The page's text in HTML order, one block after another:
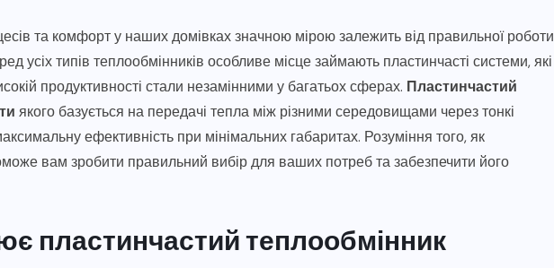
та комфорт у наших домівках значною мірою залежить від правильної роботи
усіх типів теплообмінників особливе місце займають пластинчасті системи, які
продуктивності стали незамінними у багатьох сферах. Пластинчастий
якого базується на передачі тепла між різними середовищами через тонкі
ефективність при мінімальних габаритах. Розуміння того, як
вам зробити правильний вибір для ваших потреб та забезпечити його
пластинчастий теплообмінник